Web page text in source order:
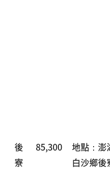
後
寮
85,300
地點：澎
白沙鄉後